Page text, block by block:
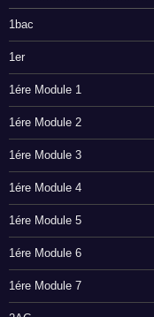
1bac
1er
1ére Module 1
1ére Module 2
1ére Module 3
1ére Module 4
1ére Module 5
1ére Module 6
1ére Module 7